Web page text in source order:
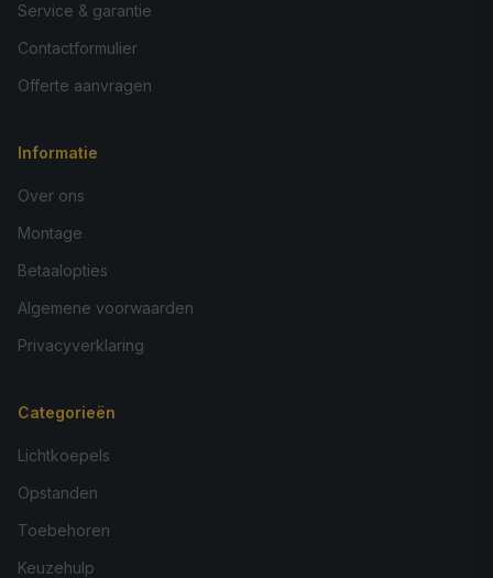
Service & garantie
Contactformulier
Offerte aanvragen
Informatie
Over ons
Montage
Betaalopties
Algemene voorwaarden
Privacyverklaring
Categorieën
Lichtkoepels
Opstanden
Toebehoren
Keuzehulp